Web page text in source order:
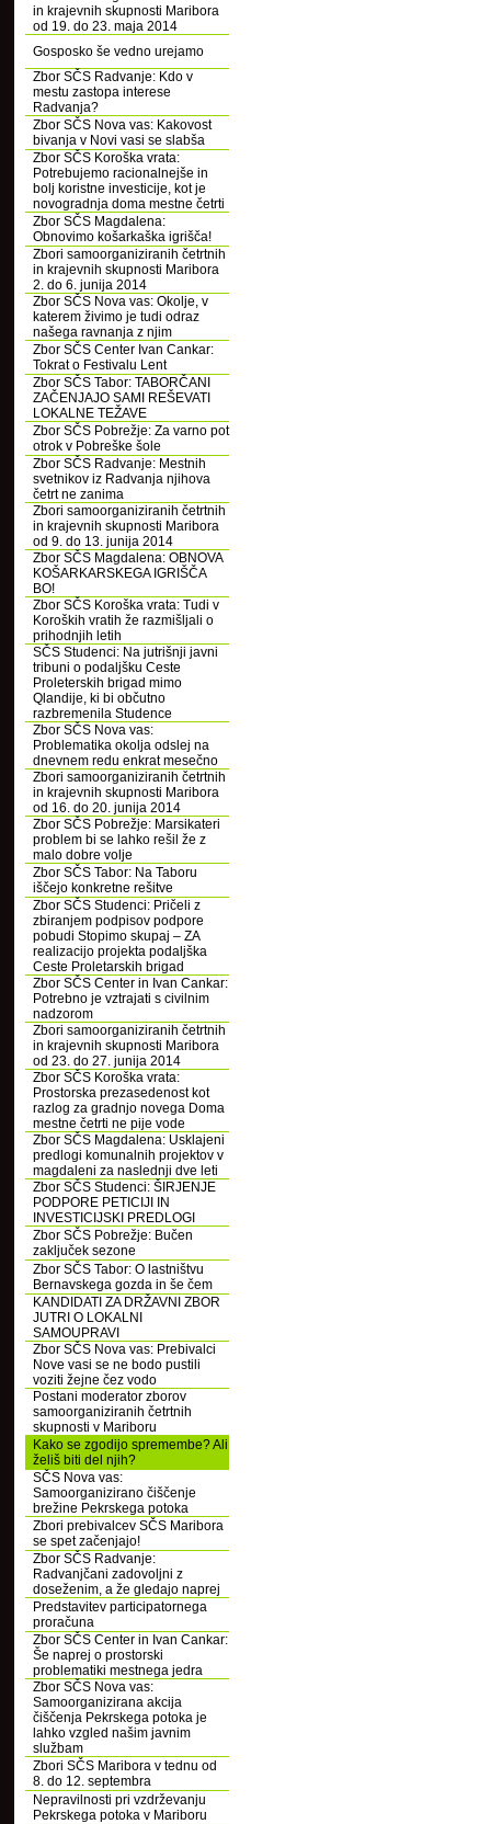
in krajevnih skupnosti Maribora
od 19. do 23. maja 2014
Gosposko še vedno urejamo
Zbor SČS Radvanje: Kdo v
mestu zastopa interese
Radvanja?
Zbor SČS Nova vas: Kakovost
bivanja v Novi vasi se slabša
Zbor SČS Koroška vrata:
Potrebujemo racionalnejše in
bolj koristne investicije, kot je
novogradnja doma mestne četrti
Zbor SČS Magdalena:
Obnovimo košarkaška igrišča!
Zbori samoorganiziranih četrtnih
in krajevnih skupnosti Maribora
2. do 6. junija 2014
Zbor SČS Nova vas: Okolje, v
katerem živimo je tudi odraz
našega ravnanja z njim
Zbor SČS Center Ivan Cankar:
Tokrat o Festivalu Lent
Zbor SČS Tabor: TABORČANI
ZAČENJAJO SAMI REŠEVATI
LOKALNE TEŽAVE
Zbor SČS Pobrežje: Za varno pot
otrok v Pobreške šole
Zbor SČS Radvanje: Mestnih
svetnikov iz Radvanja njihova
četrt ne zanima
Zbori samoorganiziranih četrtnih
in krajevnih skupnosti Maribora
od 9. do 13. junija 2014
Zbor SČS Magdalena: OBNOVA
KOŠARKARSKEGA IGRIŠČA
BO!
Zbor SČS Koroška vrata: Tudi v
Koroških vratih že razmišljali o
prihodnjih letih
SČS Studenci: Na jutrišnji javni
tribuni o podaljšku Ceste
Proleterskih brigad mimo
Qlandije, ki bi občutno
razbremenila Studence
Zbor SČS Nova vas:
Problematika okolja odslej na
dnevnem redu enkrat mesečno
Zbori samoorganiziranih četrtnih
in krajevnih skupnosti Maribora
od 16. do 20. junija 2014
Zbor SČS Pobrežje: Marsikateri
problem bi se lahko rešil že z
malo dobre volje
Zbor SČS Tabor: Na Taboru
iščejo konkretne rešitve
Zbor SČS Studenci: Pričeli z
zbiranjem podpisov podpore
pobudi Stopimo skupaj – ZA
realizacijo projekta podaljška
Ceste Proletarskih brigad
Zbor SČS Center in Ivan Cankar:
Potrebno je vztrajati s civilnim
nadzorom
Zbori samoorganiziranih četrtnih
in krajevnih skupnosti Maribora
od 23. do 27. junija 2014
Zbor SČS Koroška vrata:
Prostorska prezasedenost kot
razlog za gradnjo novega Doma
mestne četrti ne pije vode
Zbor SČS Magdalena: Usklajeni
predlogi komunalnih projektov v
magdaleni za naslednji dve leti
Zbor SČS Studenci: ŠIRJENJE
PODPORE PETICIJI IN
INVESTICIJSKI PREDLOGI
Zbor SČS Pobrežje: Bučen
zaključek sezone
Zbor SČS Tabor: O lastništvu
Bernavskega gozda in še čem
KANDIDATI ZA DRŽAVNI ZBOR
JUTRI O LOKALNI
SAMOUPRAVI
Zbor SČS Nova vas: Prebivalci
Nove vasi se ne bodo pustili
voziti žejne čez vodo
Postani moderator zborov
samoorganiziranih četrtnih
skupnosti v Mariboru
Kako se zgodijo spremembe? Ali
želiš biti del njih?
SČS Nova vas:
Samoorganizirano čiščenje
brežine Pekrskega potoka
Zbori prebivalcev SČS Maribora
se spet začenjajo!
Zbor SČS Radvanje:
Radvanjčani zadovoljni z
doseženim, a že gledajo naprej
Predstavitev participatornega
proračuna
Zbor SČS Center in Ivan Cankar:
Še naprej o prostorski
problematiki mestnega jedra
Zbor SČS Nova vas:
Samoorganizirana akcija
čiščenja Pekrskega potoka je
lahko vzgled našim javnim
službam
Zbori SČS Maribora v tednu od
8. do 12. septembra
Nepravilnosti pri vzdrževanju
Pekrskega potoka v Mariboru